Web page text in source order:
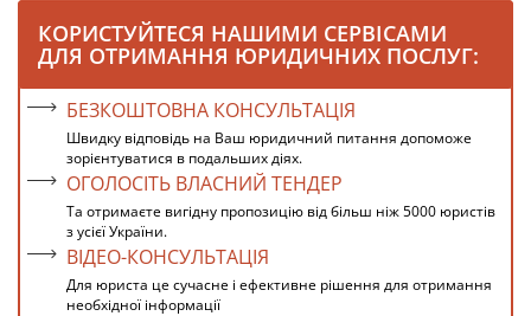
КОРИСТУЙТЕСЯ НАШИМИ СЕРВІСАМИ
ДЛЯ ОТРИМАННЯ ЮРИДИЧНИХ ПОСЛУГ:
БЕЗКОШТОВНА КОНСУЛЬТАЦІЯ
Швидку відповідь на Ваш юридичний питання допоможе
зорієнтуватися в подальших діях.
ОГОЛОСІТЬ ВЛАСНИЙ ТЕНДЕР
Та отримаєте вигідну пропозицію від більш ніж 5000 юристів
з усієї України.
ВІДЕО-КОНСУЛЬТАЦІЯ
Для юриста це сучасне і ефективне рішення для отримання
необхідної інформації